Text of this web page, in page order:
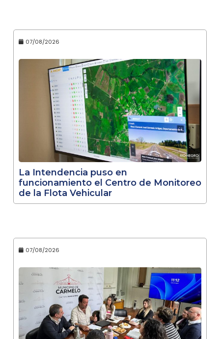
07/08/2026
La Intendencia puso en
funcionamiento el Centro de Monitoreo
de la Flota Vehicular
07/08/2026